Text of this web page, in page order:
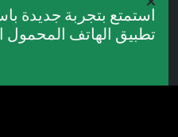
استمتع بتجربة جديدة
تطبيق الهاتف المحمول